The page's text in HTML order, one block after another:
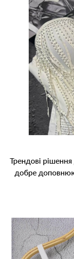
Трендові
добре